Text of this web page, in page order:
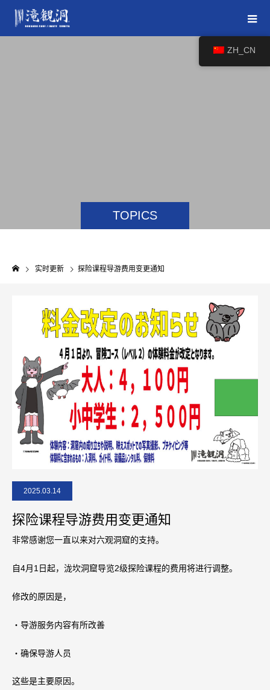
TOPICS
实时更新 探险课程导游费用变更通知
2025.03.14
探险课程导游费用变更通知
非常感谢您一直以来对六观洞窟的支持。
自4月1日起，泷坎洞窟导览2级探险课程的费用将进行调整。
修改的原因是，
・导游服务内容有所改善
・确保导游人员
这些是主要原因。
ZH_CN